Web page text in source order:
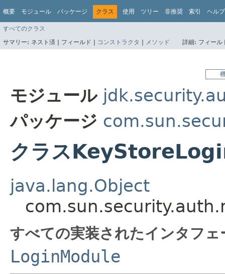
概要 モジュール パッケージ クラス 使用 ツリー 非推奨 索引 ヘルプ
すべてのクラス
サマリー: ネスト済 | フィールド | コンストラクタ | メソッド 詳細: フィー
モジュール
パッケージ
クラス
java.lang.Object
すべての実装されたインタフ
LoginModule